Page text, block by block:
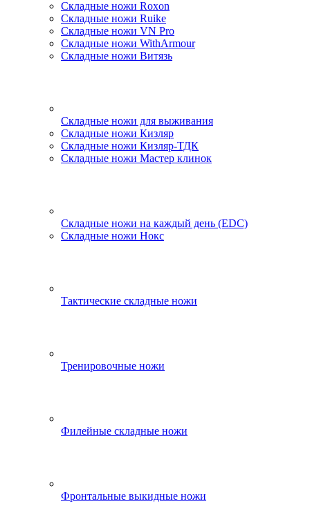
Складные ножи Roxon
Складные ножи Ruike
Складные ножи VN Pro
Складные ножи WithArmour
Складные ножи Витязь
Складные ножи для выживания
Складные ножи Кизляр
Складные ножи Кизляр-ТДК
Складные ножи Мастер клинок
Складные ножи на каждый день (EDC)
Складные ножи Нокс
Тактические складные ножи
Тренировочные ножи
Филейные складные ножи
Фронтальные выкидные ножи